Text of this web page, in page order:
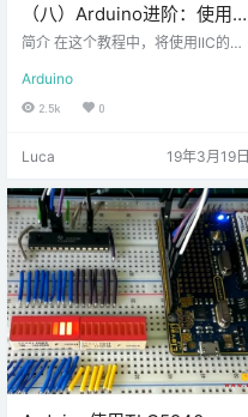
（八）Arduino进阶：使用带
I2C的16×2 LCD
简介 在这个教程中，将使用IIC的方
教程将向您展示如何将LCD连接到I2
C，它只有4个引脚来控制和使用LC
1 I2C扩展板，用于16x2 LCD（不
的，没有的就要考虑） 若干杜邦线
USB数据线 软件准备： Arduino ID
E II…
Arduino
2.5k 0
Luca 19年3月19日